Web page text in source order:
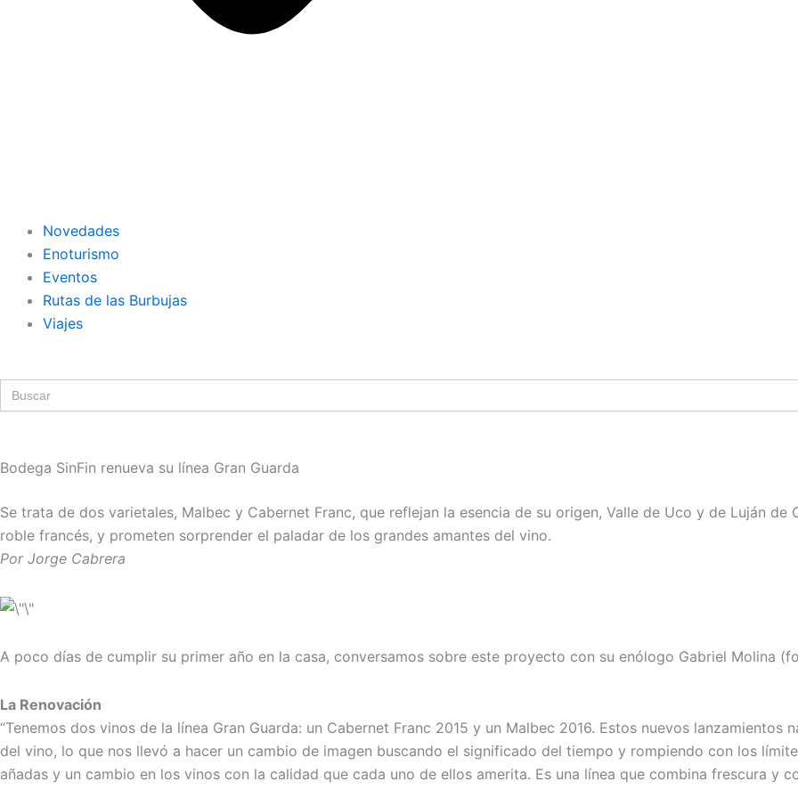
Novedades
Enoturismo
Eventos
Rutas de las Burbujas
Viajes
Search
for:
Bodega SinFin renueva su línea Gran Guarda
Se trata de dos varietales, Malbec y Cabernet Franc, que reflejan la esencia de su origen, Valle de Uco y de Luján de
roble francés, y prometen sorprender el paladar de los grandes amantes del vino.
Por Jorge Cabrera
A poco días de cumplir su primer año en la casa, conversamos sobre este proyecto con su enólogo Gabriel Molina
La Renovación
“Tenemos dos vinos de la línea Gran Guarda: un Cabernet Franc 2015 y un Malbec 2016. Estos nuevos
del vino, lo que nos llevó a hacer un cambio de imagen buscando el significado del tiempo y rompiendo con los
añadas y un cambio en los vinos con la calidad que cada uno de ellos amerita. Es una línea que combina frescura y